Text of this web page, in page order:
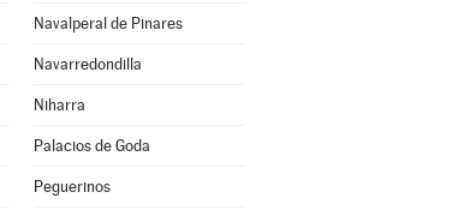
Navalperal de Pinares
Navarredondilla
Niharra
Palacios de Goda
Peguerinos